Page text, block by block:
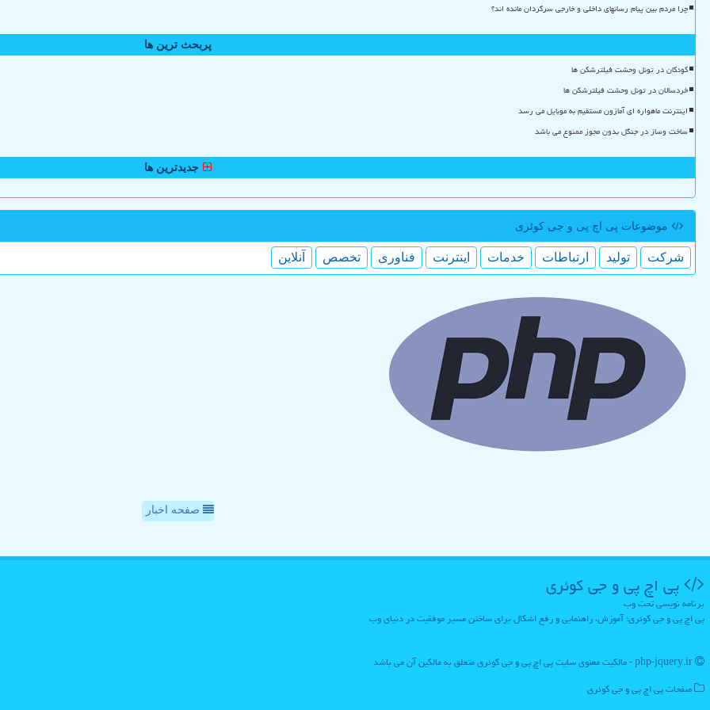
چرا مردم بین پیام رسانهای داخلی و خارجی سرگردان مانده اند؟
پربحث ترین ها
کودکان در تونل وحشت فیلترشکن ها
خردسالان در تونل وحشت فیلترشکن ها
اینترنت ماهواره ای آمازون مستقیم به موبایل می رسد
ساخت وساز در جنگل بدون مجوز ممنوع می باشد
جدیدترین ها
موضوعات پی اچ پی و جی كوئری
شركت تولید ارتباطات خدمات اینترنت فناوری تخصص آنلاین
صفحه اخبار
پی اچ پی و جی كوئری
برنامه نویسی تحت وب
پی اچ پی و جی کوئری؛ آموزش، راهنمایی و رفع اشکال برای ساختن مسیر موفقیت در دنیای وب
صفحات پی اچ پی و جی كوئری